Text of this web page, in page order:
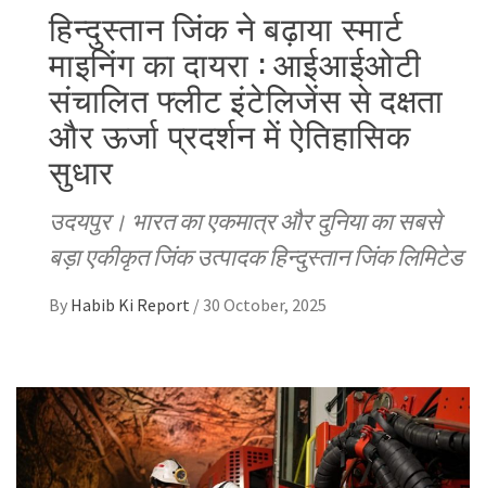
हिन्दुस्तान जिंक ने बढ़ाया स्मार्ट
माइनिंग का दायरा : आईआईओटी
संचालित फ्लीट इंटेलिजेंस से दक्षता
और ऊर्जा प्रदर्शन में ऐतिहासिक
सुधार
उदयपुर। भारत का एकमात्र और दुनिया का सबसे
बड़ा एकीकृत जिंक उत्पादक हिन्दुस्तान जिंक लिमिटेड
By Habib Ki Report / 30 October, 2025